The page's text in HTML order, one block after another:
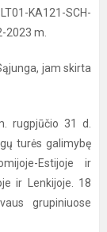
KA121-SCH-
2023 m.
jam skirta
rugpjūčio 31 d.
turės galimybę
Estijoje ir
ir Lenkijoje. 18
grupiniuose